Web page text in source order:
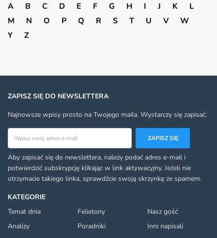
A B C D E F G H I J K
L
M
N O P Q R S T U V
W
Y
Z
KATEGORIE
Temat dnia
Felietony
Nasz gość
Analizy
Poradniki Inni napisali
ZAPISZ SIĘ DO NEWSLETTERA
Najnowsze wpisy prosto na Twojego maila. Wystarczy się zapisać.
Adres email
ZAPISZ SIĘ
Aby zapisać się do newslettera, należy podać adres e-mail i
potwierdzić subskrypcję klikając w link aktywacyjny. Jeżeli nie
otrzymacie takiego linka, sprawdźcie swoją skrzynkę ze spamem.